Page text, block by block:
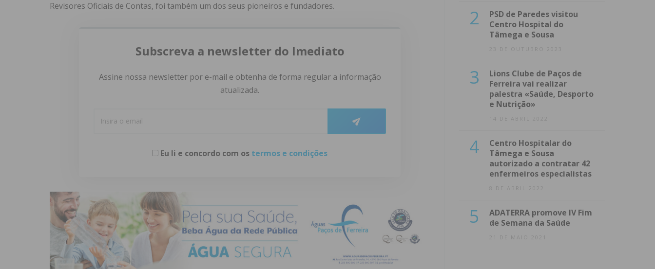
Revisores Oficiais de Contas, foi também um dos seus pioneiros e fundadores.
Subscreva a newsletter do Imediato
Assine nossa newsletter por e-mail e obtenha de forma regular a informação
atualizada.
Eu li e concordo com os termos e condições
2
PSD de Paredes visitou
Centro Hospital do
Tâmega e Sousa
23 DE OUTUBRO 2023
3
Lions Clube de Paços de
Ferreira vai realizar
palestra «Saúde, Desporto
e Nutrição»
14 DE ABRIL 2022
4
Centro Hospitalar do
Tâmega e Sousa
autorizado a contratar 42
enfermeiros especialistas
8 DE ABRIL 2022
5
ADATERRA promove IV Fim
de Semana da Saúde
21 DE MAIO 2021